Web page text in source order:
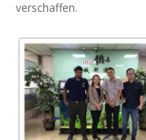
verschaffen.